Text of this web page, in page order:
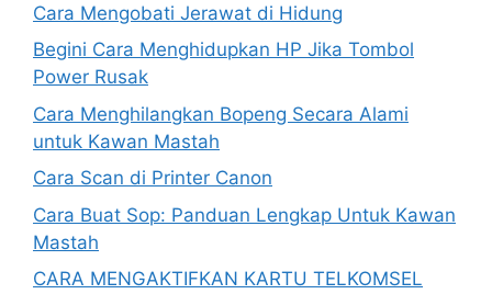
Cara Mengobati Jerawat di Hidung
Begini Cara Menghidupkan HP Jika Tombol
Power Rusak
Cara Menghilangkan Bopeng Secara Alami
untuk Kawan Mastah
Cara Scan di Printer Canon
Cara Buat Sop: Panduan Lengkap Untuk Kawan
Mastah
CARA MENGAKTIFKAN KARTU TELKOMSEL